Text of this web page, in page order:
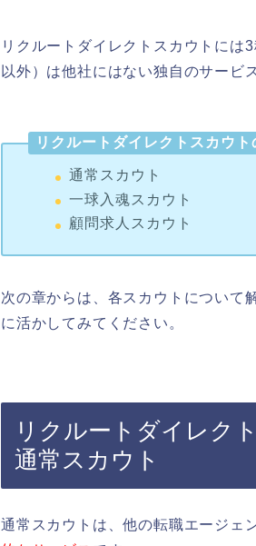
リクルートダイレクトスカウトには
以外）は他社にはない独自のサービ
リクルートダイレクトスカウ
通常スカウト
一球入魂スカウト
顧問求人スカウト
次の章からは、各スカウトについて
に活かしてみてください。
リクルートダイレク
通常スカウト
通常スカウトは、他の転職エージェ